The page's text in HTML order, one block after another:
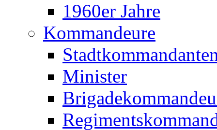
1960er Jahre
Kommandeure
Minister